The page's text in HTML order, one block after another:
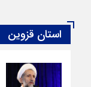
استان قزوین